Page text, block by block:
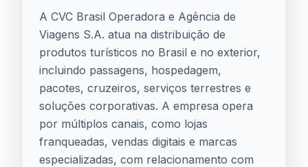
A CVC Brasil Operadora e Agência de
Viagens S.A. atua na distribuição de
produtos turísticos no Brasil e no exterior,
incluindo passagens, hospedagem,
pacotes, cruzeiros, serviços terrestres e
soluções corporativas. A empresa opera
por múltiplos canais, como lojas
franqueadas, vendas digitais e marcas
especializadas, com relacionamento com